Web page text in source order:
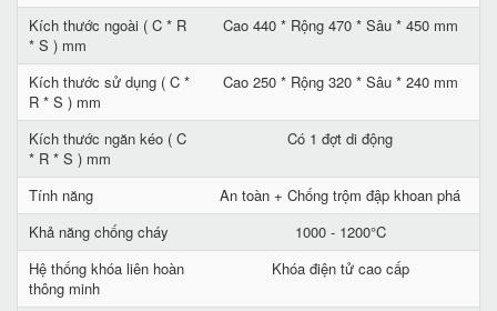
Kích thước ngoài ( C * R
* S ) mm
Cao 440 * Rộng 470 * Sâu * 450 mm
Kích thước sử dụng ( C *
R * S ) mm
Cao 250 * Rộng 320 * Sâu * 240 mm
Kích thước ngăn kéo ( C
* R * S ) mm
Có 1 đợt di động
Tính năng
An toàn + Chống trộm đập khoan phá
Khả năng chống cháy
1000 - 1200°C
Hệ thống khóa liên hoàn
thông minh
Khóa điện tử cao cấp